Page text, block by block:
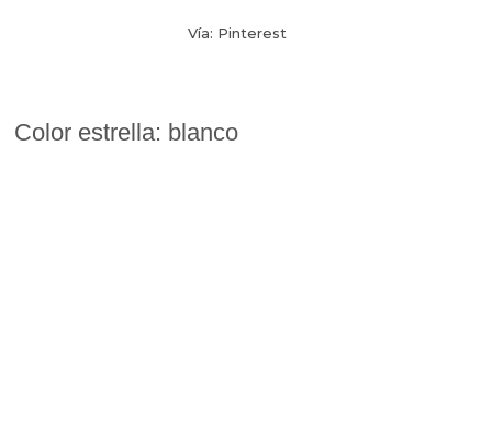
Vía: Pinterest
Color estrella: blanco